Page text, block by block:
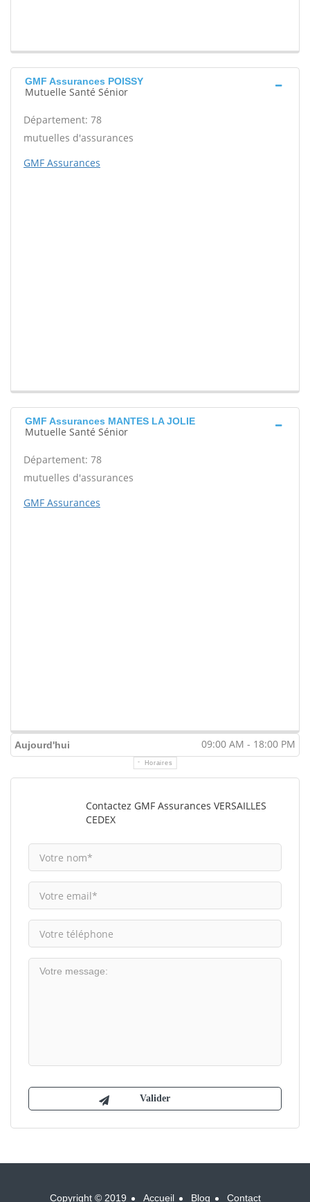
GMF Assurances POISSY
Mutuelle Santé Sénior
Département: 78
mutuelles d'assurances
GMF Assurances
GMF Assurances MANTES LA JOLIE
Mutuelle Santé Sénior
Département: 78
mutuelles d'assurances
GMF Assurances
Aujourd'hui 09:00 AM - 18:00 PM
Horaires
Contactez GMF Assurances VERSAILLES
CEDEX
Copyright © 2019 Accueil Blog Contact